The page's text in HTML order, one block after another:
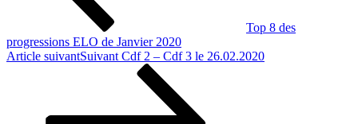
Top 8 des
progressions ELO de Janvier 2020
Article suivantSuivant Cdf 2 – Cdf 3 le 26.02.2020